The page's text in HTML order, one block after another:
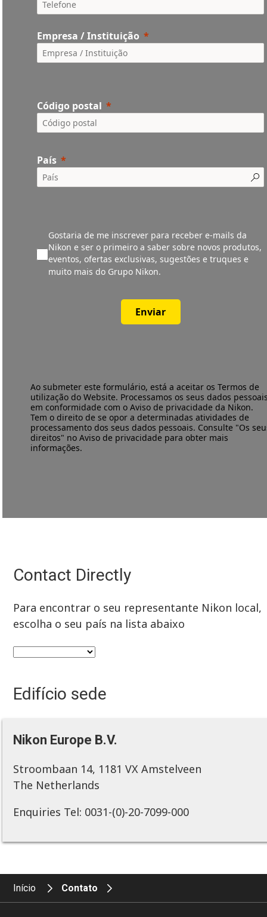
Empresa / Instituição
Código postal
País
Gostaria de me inscrever para receber e-mails da
Nikon e ser o primeiro a saber sobre novos produtos,
eventos, ofertas exclusivas, sugestões e truques e
muito mais do Grupo Nikon.
Enviar
Ao submeter este formulário, está a aceitar osTermos de
utilização do Website. Processamos os seus dados
em conformidade com oAviso de privacidade da Nikon.
Tem o direito de se opor a determinadas atividades de
processamento dos seus dados pessoais. Consulte "Os
direitos" no Aviso de privacidade para obter mais
informações.
Contact Directly
Para encontrar o seu representante Nikon local,
escolha o seu país na lista abaixo
Edifício sede
Nikon Europe B.V.
Stroombaan 14, 1181 VX Amstelveen
The Netherlands
Enquiries Tel: 0031-(0)-20-7099-000
Início Contato